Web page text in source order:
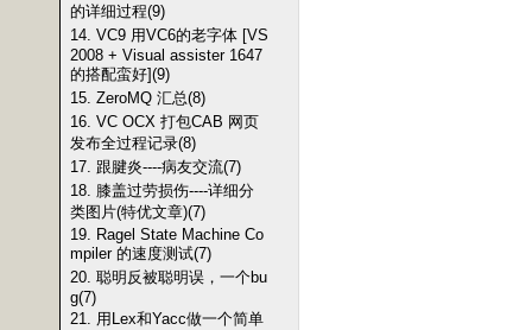
的详细过程(9)
14. VC9 用VC6的老字体 [VS
2008 + Visual assister 1647
的搭配蛮好](9)
15. ZeroMQ 汇总(8)
16. VC OCX 打包CAB 网页
发布全过程记录(8)
17. 跟腱炎----病友交流(7)
18. 膝盖过劳损伤----详细分
类图片(特优文章)(7)
19. Ragel State Machine Co
mpiler 的速度测试(7)
20. 聪明反被聪明误，一个bu
g(7)
21. 用Lex和Yacc做一个简单